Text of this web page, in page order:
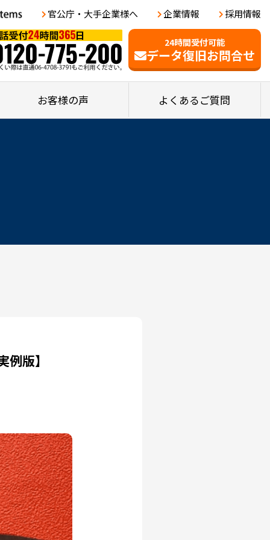
官公庁・大手企業様へ 企業情報 採用情報
24時間受付可能
データ復旧お問合せ
お客様の声 よくあるご質問
版】